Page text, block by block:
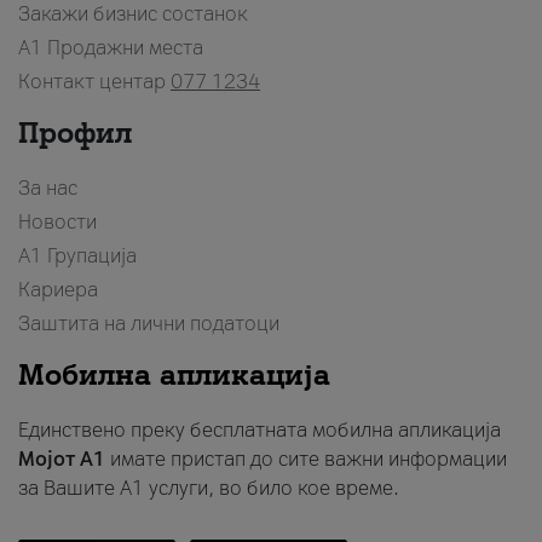
Закажи бизнис состанок
A1 Продажни места
Контакт центар 077 1234
Профил
За нас
Новости
А1 Групација
Кариера
Заштита на лични податоци
Мобилна апликација
Единствено преку бесплатната мобилна апликација
Мојот A1 имате пристап до сите важни информации
за Вашите A1 услуги, во било кое време.